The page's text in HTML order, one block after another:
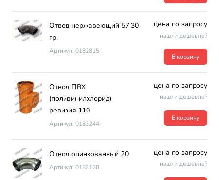
Отвод нержавеющий 57 30
гр.
Артикул: 0182815
цена по запросу
нашли дешевле?
В корзину
Отвод ПВХ
(поливинилхлорид)
ревизия 110
Артикул: 0183244
цена по запросу
нашли дешевле?
В корзину
Отвод оцинкованный 20
Артикул: 0183128
цена по запросу
нашли дешевле?